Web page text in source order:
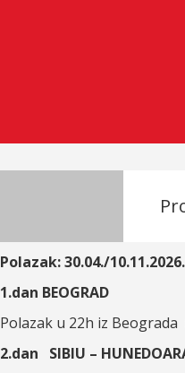
Polazak: 30.04./
1.dan BEOGRAD
Polazak u 22h iz
2.dan SIBIU –